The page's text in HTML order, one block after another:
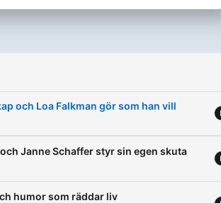
och Loa Falkman gör som han vill
Janne Schaffer styr sin egen skuta
humor som räddar liv